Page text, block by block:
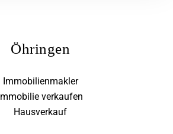
Öhringen
Immobilienmakler
Immobilie verkaufen
Hausverkauf